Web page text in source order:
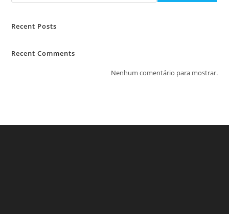
Recent Posts
Recent Comments
Nenhum comentário para mostrar.